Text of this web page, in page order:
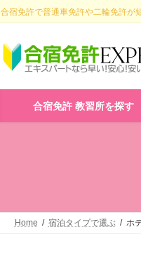
合宿免許で普通車免許や二輪免許が
合宿免許 教習所を探す
Home 宿泊タイプで選ぶ ホ